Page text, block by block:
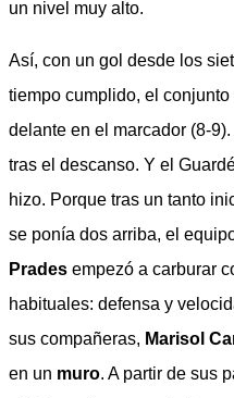
un nivel muy alto.
Así, con un gol desde los
tiempo cumplido, el
delante en el marcador (8-
tras el descanso. Y el
hizo. Porque tras un tanto
se ponía dos arriba, el
Prades empezó a carburar
habituales: defensa y
sus compañeras, Marisol
en un muro. A partir de sus